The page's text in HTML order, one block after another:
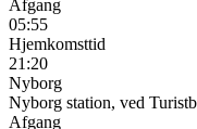
Afgang
05:55
Hjemkomsttid
21:20
Nyborg
Nyborg station, ved
Afgang